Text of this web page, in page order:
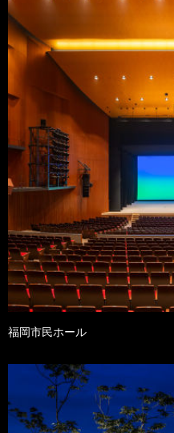
福岡市民ホール